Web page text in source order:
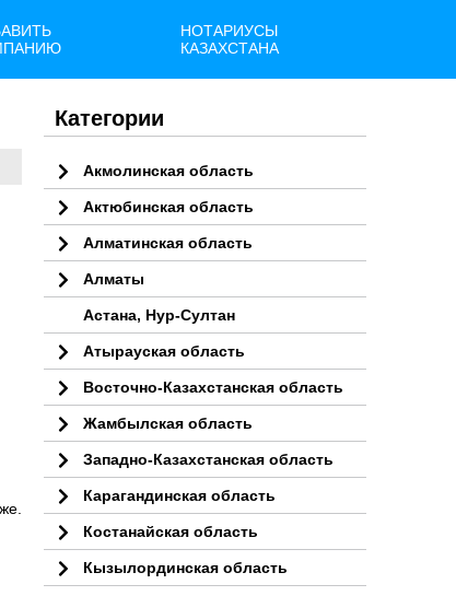
НОТАРИУСЫ
КАЗАХСТАНА
Категории
Акмолинская область
Актюбинская область
Алматинская область
Алматы
Астана, Нур-Султан
Атырауская область
Восточно-Казахстанская область
Жамбылская область
Западно-Казахстанская область
Карагандинская область
Костанайская область
Кызылординская область